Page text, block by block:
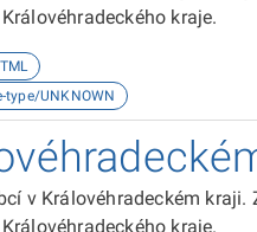
kraje.
UNKNOWN
v Královéhradeckém kraji.
kraje.